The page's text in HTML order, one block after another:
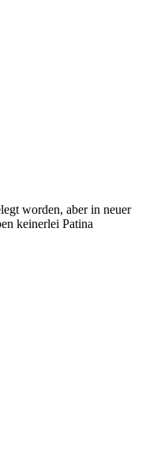
worden, aber in neuer
keinerlei Patina